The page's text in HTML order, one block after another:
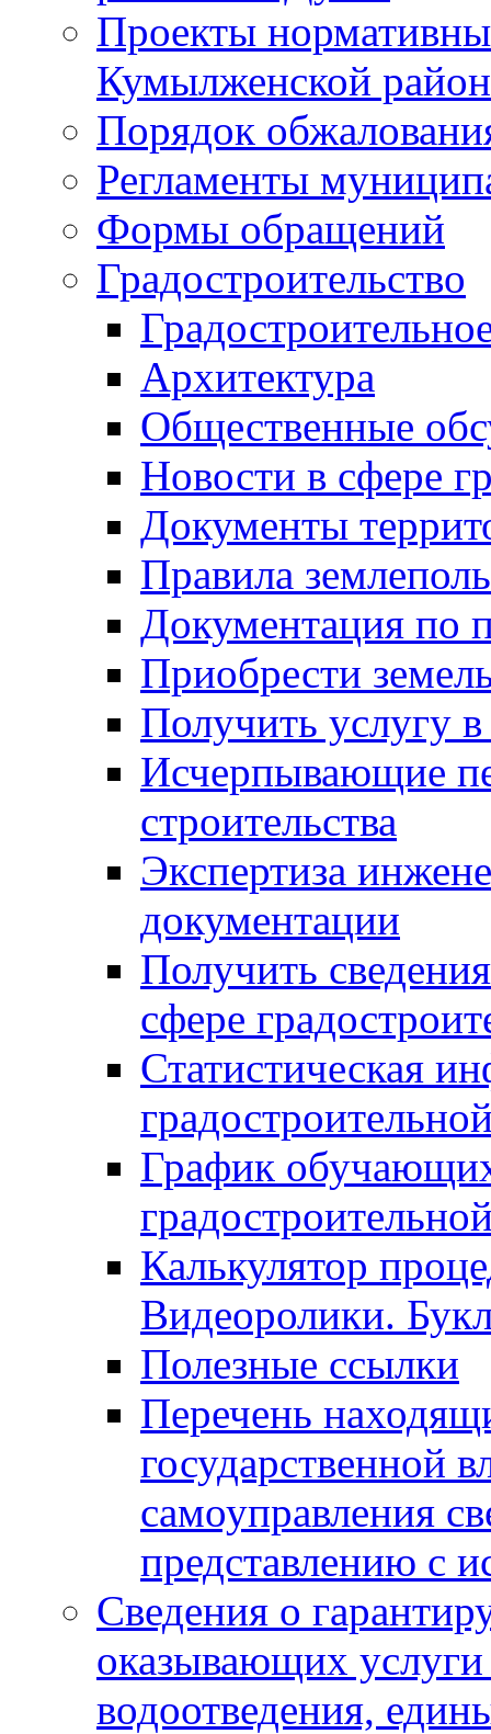
Проекты
Кумылженской
Порядок
Регламенты
Формы обращений
Градостроительство
Архитектура
Общественные
Новости в сфере
Документы
Правила
Документация по
Приобрести
Получить услугу в
Исчерпывающие
строительства
Экспертиза
документации
Получить
сфере
Статистическая
График
Калькулятор
Видеоролики.
Полезные ссылки
Перечень
государственной
самоуправления
представлению с
Сведения о
оказывающих
водоотведения,